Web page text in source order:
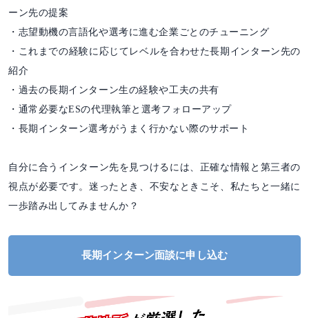
ーン先の提案
・志望動機の言語化や選考に進む企業ごとのチューニング
・これまでの経験に応じてレベルを合わせた長期インターン先の
紹介
・過去の長期インターン生の経験や工夫の共有
・通常必要なESの代理執筆と選考フォローアップ
・長期インターン選考がうまく行かない際のサポート
自分に合うインターン先を見つけるには、正確な情報と第三者の
視点が必要です。迷ったとき、不安なときこそ、私たちと一緒に
一歩踏み出してみませんか？
長期インターン面談に申し込む